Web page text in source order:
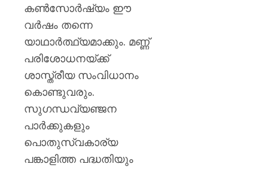
കൺസോർഷ്യം ഈ
വർഷം തന്നെ
യാഥാർത്ഥ്യമാക്കും. മണ്ണ്
പരിശോധനയ്ക്ക്
ശാസ്ത്രീയ സംവിധാനം
കൊണ്ടുവരും.
സുഗന്ധവ്യഞ്ജന
പാർക്കുകളും
പൊതുസ്വകാര്യ
പങ്കാളിത്ത പദ്ധതിയും